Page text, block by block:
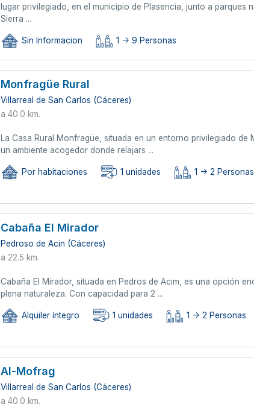
lugar privilegiado, en el municipio de Plasencia, junto a parques
Sierra ...
Sin Informacion 1 -> 9 Personas
Monfragüe Rural
Villarreal de San Carlos (Cáceres)
a 40.0 km.
La Casa Rural Monfragüe, situada en un entorno privilegiado
un ambiente acogedor donde relajars ...
Por habitaciones 1 unidades 1 -> 2 Personas
Cabaña El Mirador
Pedroso de Acin (Cáceres)
a 22.5 km.
Cabaña El Mirador, situada en Pedros de Acim, es una opción
plena naturaleza. Con capacidad para 2 ...
Alquiler íntegro 1 unidades 1 -> 2 Personas
Al-Mofrag
Villarreal de San Carlos (Cáceres)
a 40.0 km.